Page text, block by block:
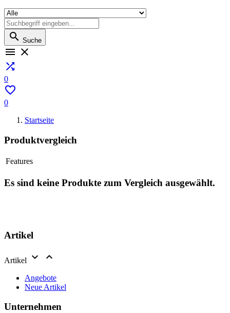
 Suche
 

0

0
Startseite
Produktvergleich
Features
Es sind keine Produkte zum Vergleich ausgewählt.
Artikel
Artikel  
Angebote
Neue Artikel
Unternehmen